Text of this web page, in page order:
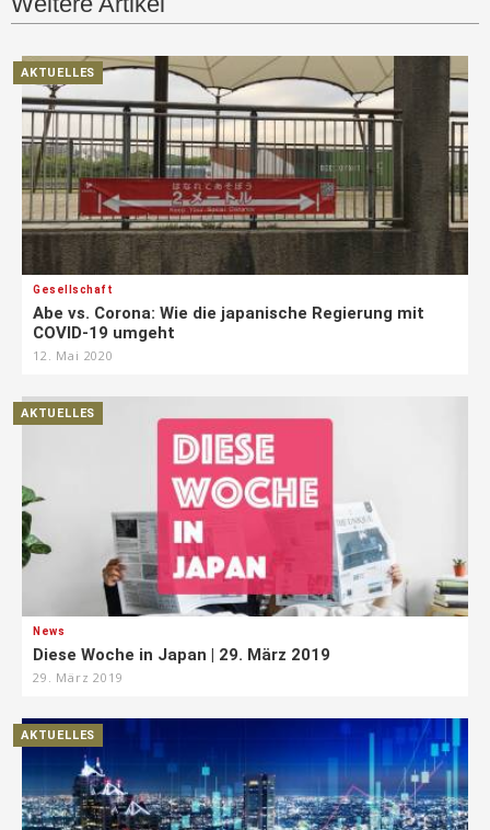
AKTUELLES
Gesellschaft
Abe vs. Corona: Wie die japanische Regierung mit
COVID-19 umgeht
12. Mai 2020
AKTUELLES
News
Diese Woche in Japan | 29. März 2019
29. März 2019
AKTUELLES